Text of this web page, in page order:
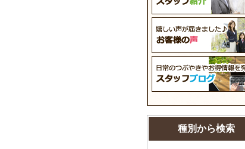
種別から検索